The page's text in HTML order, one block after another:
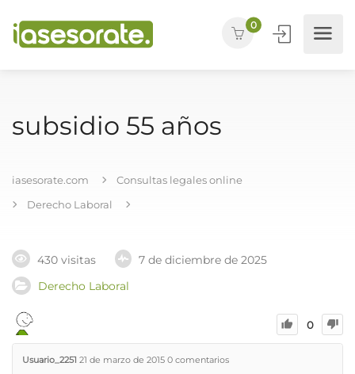
0
subsidio 55 años
iasesorate.com
Consultas legales online
Derecho Laboral
430 visitas
7 de diciembre de 2025
Derecho Laboral
0
Usuario_2251 21 de marzo de 2015 0 comentarios